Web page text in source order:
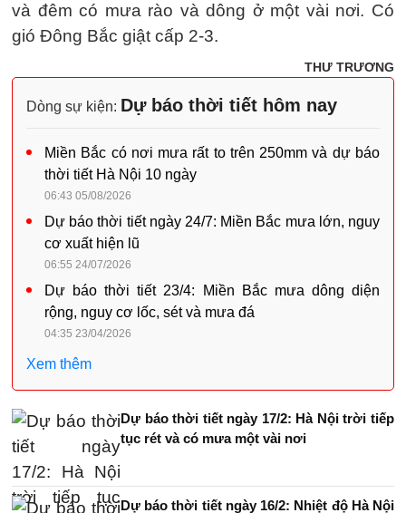
và đêm có mưa rào và dông ở một vài nơi. Có
gió Đông Bắc giật cấp 2-3.
THƯ TRƯƠNG
Dòng sự kiện: Dự báo thời tiết hôm nay
Miền Bắc có nơi mưa rất to trên 250mm và dự báo
thời tiết Hà Nội 10 ngày
06:43 05/08/2026
Dự báo thời tiết ngày 24/7: Miền Bắc mưa lớn, nguy
cơ xuất hiện lũ
06:55 24/07/2026
Dự báo thời tiết 23/4: Miền Bắc mưa dông diện
rộng, nguy cơ lốc, sét và mưa đá
04:35 23/04/2026
Xem thêm
Dự báo thời tiết ngày 17/2: Hà Nội trời tiếp
tục rét và có mưa một vài nơi
Dự báo thời tiết ngày 16/2: Nhiệt độ Hà Nội